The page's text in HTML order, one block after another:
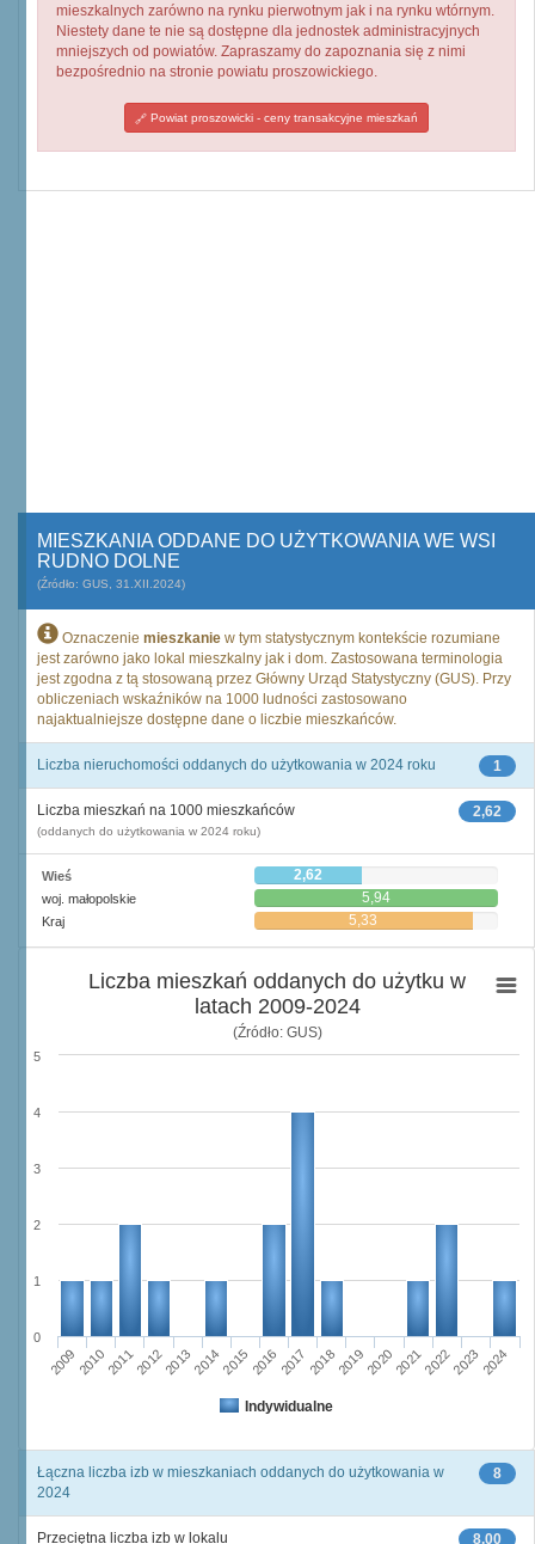
mieszkalnych zarówno na rynku pierwotnym jak i na rynku wtórnym.
Niestety dane te nie są dostępne dla jednostek administracyjnych
mniejszych od powiatów. Zapraszamy do zapoznania się z nimi
bezpośrednio na stronie powiatu proszowickiego.
Powiat proszowicki - ceny transakcyjne mieszkań
MIESZKANIA ODDANE DO UŻYTKOWANIA WE WSI
RUDNO DOLNE
(Źródło: GUS, 31.XII.2024)
Oznaczenie mieszkanie w tym statystycznym kontekście rozumiane
jest zarówno jako lokal mieszkalny jak i dom. Zastosowana terminologia
jest zgodna z tą stosowaną przez Główny Urząd Statystyczny (GUS). Przy
obliczeniach wskaźników na 1000 ludności zastosowano
najaktualniejsze dostępne dane o liczbie mieszkańców.
1
Liczba nieruchomości oddanych do użytkowania w 2024 roku
2,62
Liczba mieszkań na 1000 mieszkańców
(oddanych do użytkowania w 2024 roku)
Wieś 2,62
woj. małopolskie 5,94
Kraj 5,33
Liczba mieszkań oddanych do użytku w
latach 2009-2024
(Źródło: GUS)
Indywidualne
200920102011201220132014201520162017 2018201920202021202220232024
0
1
2
3
4
5
8
Łączna liczba izb w mieszkaniach oddanych do użytkowania w
2024
8,00
Przeciętna liczba izb w lokalu